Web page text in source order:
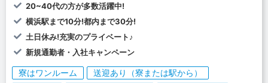
20~40代の方が多数活躍中!
横浜駅まで10分!都内まで30分!
土日休み!充実のプライベート♪
新規通勤者・入社キャンペーン
寮はワンルーム
送迎あり（寮または駅から）